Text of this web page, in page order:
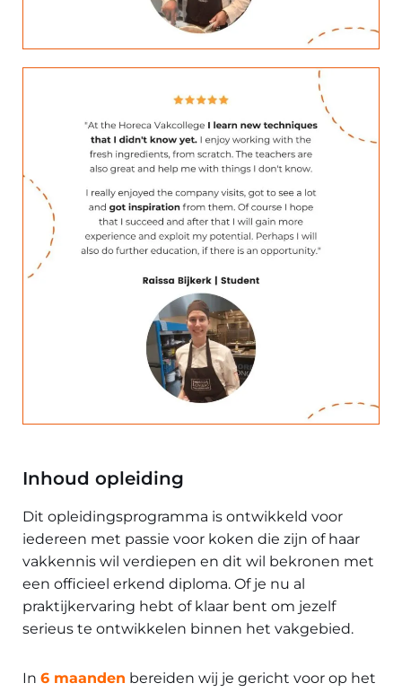
Inhoud opleiding
Dit opleidingsprogramma is ontwikkeld voor
iedereen met passie voor koken die zijn of haar
vakkennis wil verdiepen en dit wil bekronen met
een officieel erkend diploma. Of je nu al
praktijkervaring hebt of klaar bent om jezelf
serieus te ontwikkelen binnen het vakgebied.
In 6 maanden bereiden wij je gericht voor op het